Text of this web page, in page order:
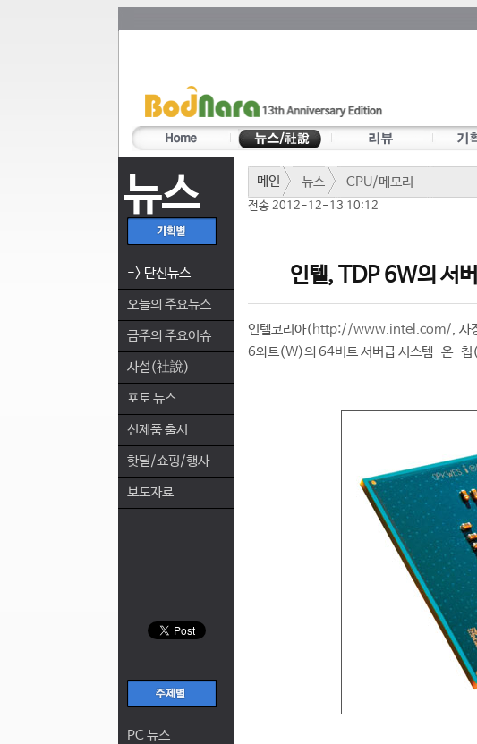
뉴스
-> 단신뉴스
오늘의 주요뉴스
금주의 주요이슈
사설(社說)
포토 뉴스
신제품 출시
핫딜/쇼핑/행사
보도자료
PC 뉴스
메인 뉴스 CPU/메모리
전송 2012-12-13 10:12
인텔, TDP 6W의 서
인텔코리아(http://www.intel.com/, 사
6와트(W)의 64비트 서버급 시스템-온-